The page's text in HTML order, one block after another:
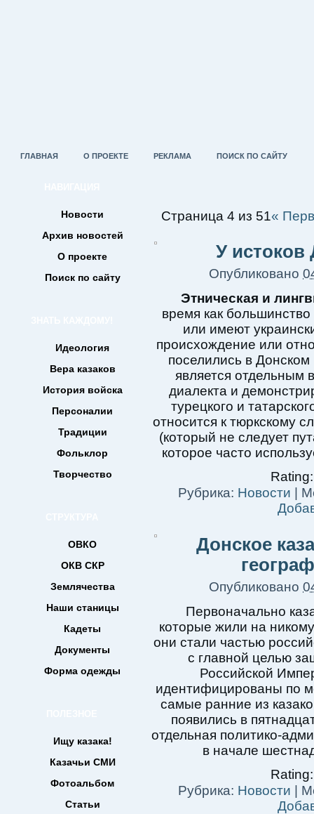
ГЛАВНАЯ О ПРОЕКТЕ РЕКЛАМА ПОИСК ПО САЙТУ
Новости
Архив новостей
О проекте
Поиск по сайту
Идеология
Вера казаков
История войска
Персоналии
Традиции
Фольклор
Творчество
ОВКО
ОКВ СКР
Землячества
Наши станицы
Кадеты
Документы
Форма одежды
Ищу казака!
Казачьи СМИ
Фотоальбом
Статьи
Страница 4 из 51«
У истоков
Опубликовано
Этническая и
время как большинство
или имеют
происхождение или
поселились в
является отдельным
диалекта и
турецкого и
относится к тюркскому
(который не следует
которое часто
Рубрика: Новости
Донское
Опубликовано
Первоначально
которые жили на
они стали частью
с главной целью
Российской
идентифицированы по
самые ранние из
появились в
отдельная политико-
в начале
Рубрика: Новости